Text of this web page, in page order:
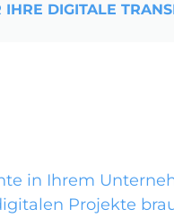
DIGITALE
in Ihrem
Projekte